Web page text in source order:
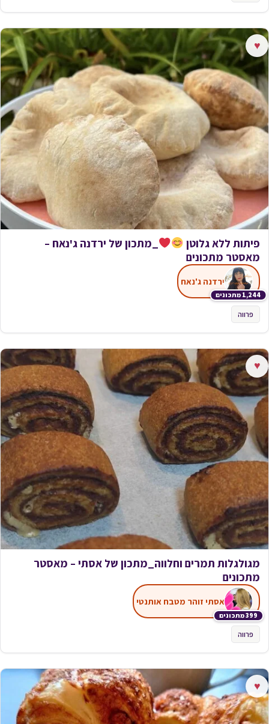
♥
פיתות ללא גלוטן
_מתכון של ירדנה ג'נאח –
מאסטר מתכונים
1,244 מתכונים
ירדנה ג'נאח
פרווה
♥
מגולגלות תמרים וחלווה_מתכון של אסתי – מאסטר
מתכונים
399 מתכונים
אסתי זוהר מטבח אותנטי
פרווה
♥